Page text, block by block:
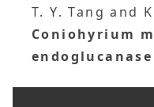
T. Y. Tang and
Coniohyrium